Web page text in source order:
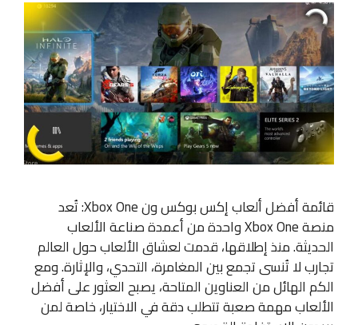
قائمة أفضل ألعاب إكس بوكس ون Xbox One: تُعد
منصة Xbox One واحدة من أعمدة صناعة الألعاب
الحديثة. منذ إطلاقها، قدمت لعشاق الألعاب حول العالم
تجارب لا تُنسى تجمع بين المغامرة، التحدي، والإثارة. ومع
الكم الهائل من العناوين المتاحة، يصبح العثور على أفضل
الألعاب مهمة صعبة تتطلب دقة في الاختيار، خاصة لمن